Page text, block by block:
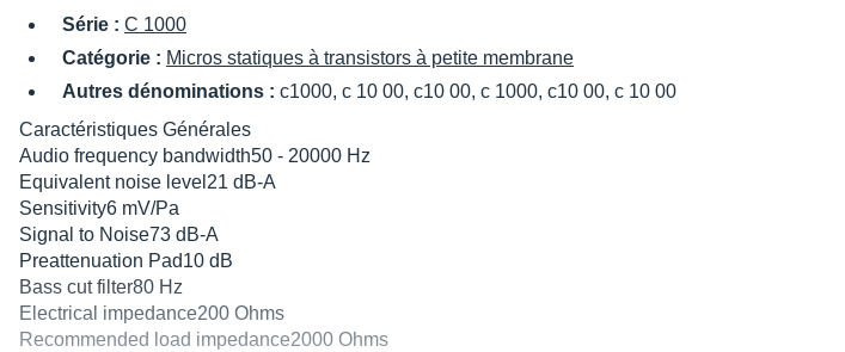
Série : C 1000
Catégorie : Micros statiques à transistors à petite membrane
Autres dénominations : c1000, c 10 00, c10 00, c 1000, c10 00, c 10 00
Caractéristiques Générales
Audio frequency bandwidth50 - 20000 Hz
Equivalent noise level 21 dB-A
Sensitivity6 mV/Pa
Signal to Noise73 dB-A
Preattenuation Pad10 dB
Bass cut filter80 Hz
Electrical impedance200 Ohms
Recommended load impedance2000 Ohms